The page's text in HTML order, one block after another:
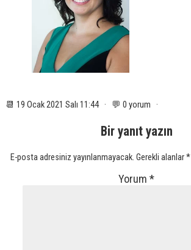
📆 19 Ocak 2021 Salı 11:44 · 💬 0 yorum ·
Bir yanıt yazın
E-posta adresiniz yayınlanmayacak. Gerekli alanlar*
Yorum*